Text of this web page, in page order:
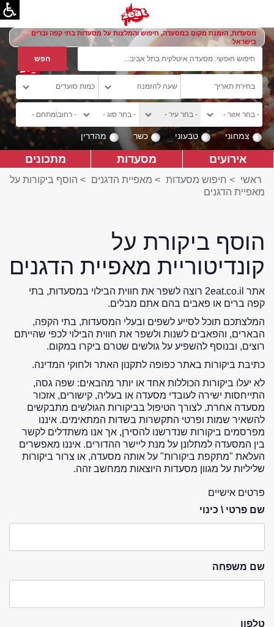
מסעדות, הזמנת מקום במסעדה, חיפוש והמלצות על מסעדות בתי קפה וברים
בישראל
צמחוני טבעוני כשר מהדרין
אירועים מסעדות מתכונים
ראשי > חיפוש מסעדות > מאפיית הדגנים > הוסף ביקורות על
מאפיית הדגנים
הוסף ביקורת על
קונדיטוריית מאפיית הדגנים
אתר 2eat.co.il רוצה לשפר את חווית הבילוי במסעדות, בתי
קפה ברים או פאבים בהם אתם מבלים.
המלצתכם תוכל לסייע לשפים ובעלי המסעדות, בתי הקפה,
הבארים, והפאבים לשנות ולשפר את חווית הבילוי לכפי שהייתם
רוצים, ובנוסף להשפיע על גולשים שטרם ביקרו במקום.
כתיבת ביקורות באתר כפופה לתקנון האתר ולחוקי המדינה.
לא יעלו ביקורות הכוללות אחד או יותר מהבאים: שפה גסה,
התייחסות ישירה לעובדי מסעדה או בעליה, קישורים, אזכור
מסעדה אחרת. לצורך הטיפול בביקורות הגולשים מתבקשים
להשאיר שמות ופרטי התקשרות בשדות המתאימים. איננו
מפרסמים ביקורות שנדרשנו להסירן, אך אנו משתדלים לקשר
בין המסעדה למתלונן על מנת ליישר ההדורים. איננו מאפשרים
העלאת "מתקפת ביקורות" על אותה מסעדה, או צרור ביקורות
שליליות על מגוון מסעדות היוצאות ממחשב זהה.
פרטים אישיים
שם פרטי \ כינוי
שם משפחה
טלפון